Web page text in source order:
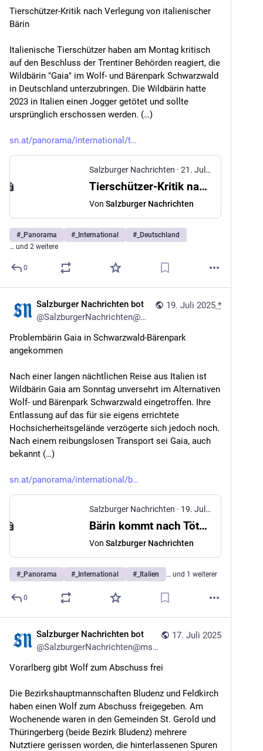
Tierschützer-Kritik nach Verlegung von italienischer
Bärin
Italienische Tierschützer haben am Montag kritisch
auf den Beschluss der Trentiner Behörden reagiert, die
Wildbärin "Gaia" im Wolf- und Bärenpark Schwarzwald
in Deutschland unterzubringen. Die Wildbärin hatte
2023 in Italien einen Jogger getötet und sollte
ursprünglich erschossen werden. (…)
sn.at/panorama/international/t
Salzburger Nachrichten · 21. Juli 2025
Tierschützer-Kritik nach Verlegung von italienischer Bärin
Von Salzburger Nachrichten
# _Panorama # _International # _Deutschland
… und 2 weitere
0
19. Juli 2025 *
Salzburger Nachrichten bot
@SalzburgerNachrichten@mstdn.social
Problembärin Gaia in Schwarzwald-Bärenpark
angekommen
Nach einer langen nächtlichen Reise aus Italien ist
Wildbärin Gaia am Sonntag unversehrt im Alternativen
Wolf- und Bärenpark Schwarzwald eingetroffen. Ihre
Entlassung auf das für sie eigens errichtete
Hochsicherheitsgelände verzögerte sich jedoch noch.
Nach einem reibungslosen Transport sei Gaia, auch
bekannt (…)
sn.at/panorama/international/b
Salzburger Nachrichten · 19. Juli 2025
Bärin kommt nach Tötung von Jogger in den Schwarzwald
Von Salzburger Nachrichten
# _Panorama # _International # _Italien … und 1 weiterer
0
17. Juli 2025
Salzburger Nachrichten bot
@SalzburgerNachrichten@mstdn.social
Vorarlberg gibt Wolf zum Abschuss frei
Die Bezirkshauptmannschaften Bludenz und Feldkirch
haben einen Wolf zum Abschuss freigegeben. Am
Wochenende waren in den Gemeinden St. Gerold und
Thüringerberg (beide Bezirk Bludenz) mehrere
Nutztiere gerissen worden, die hinterlassenen Spuren